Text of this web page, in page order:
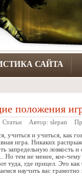
САЙТА
положения
Статьи Автор: slepan
учиться и учиться, как
игра. Никаких
запредельную ловкость
Но тем не менее, кое-
туда, где прицел. Это
научить вас